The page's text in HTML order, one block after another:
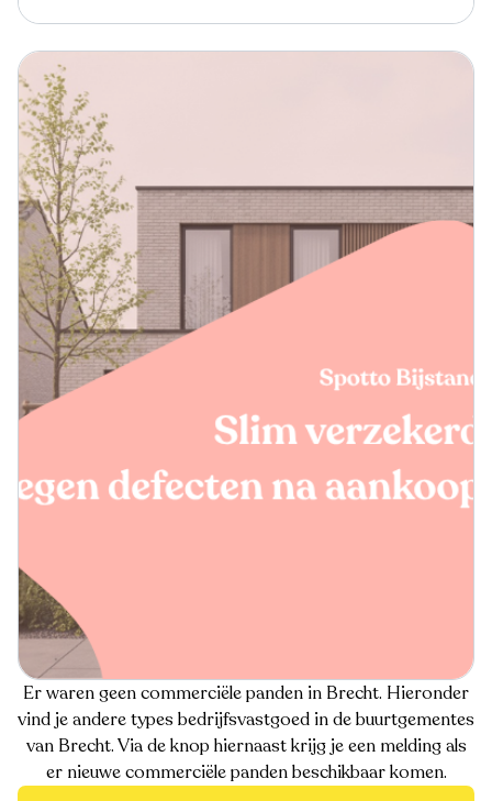
Er waren geen commerciële panden in Brecht. Hieronder
vind je andere types bedrijfsvastgoed in de buurtgementes
van Brecht. Via de knop hiernaast krijg je een melding als
er nieuwe commerciële panden beschikbaar komen.